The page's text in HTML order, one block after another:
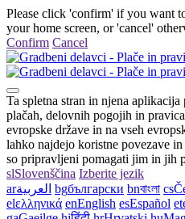
Please click 'confirm' if you want
your home screen, or 'cancel'
Confirm Cancel
Ta spletna stran in njena
plačah, delovnih pogojih in
evropske države in na vseh
lahko najdejo koristne povezave
so pripravljeni pomagati jim in jih
slSlovenščina Izberite jezik
arالعربية bgбългарски bnবাংলা cs
elελληνικά enEnglish esEspañol et